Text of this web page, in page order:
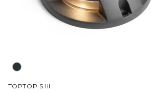
TOPTOP S III